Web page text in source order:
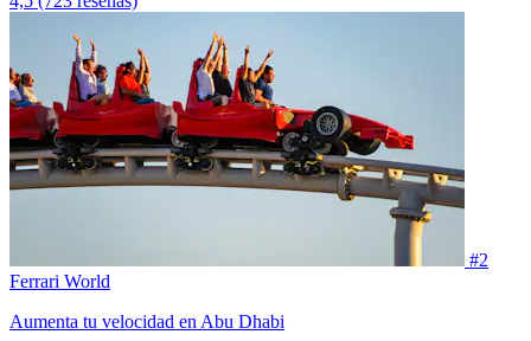
#2
Ferrari World
Aumenta tu velocidad en Abu Dhabi